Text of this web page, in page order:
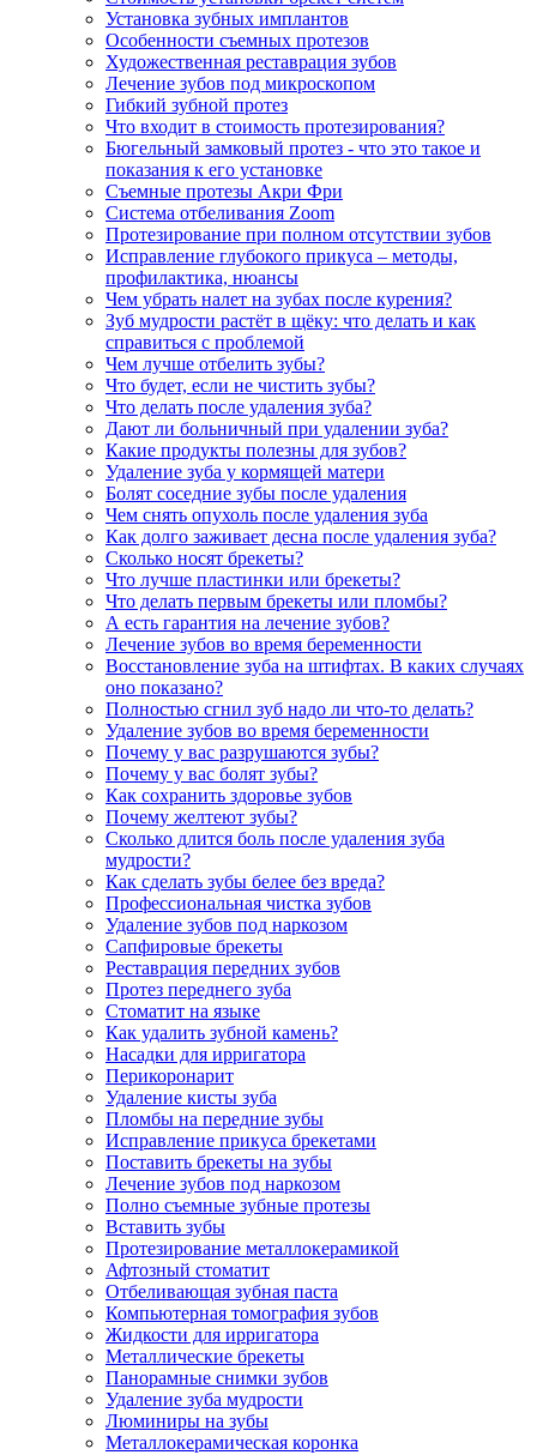
Установка зубных имплантов
Особенности съемных протезов
Художественная реставрация зубов
Лечение зубов под микроскопом
Гибкий зубной протез
Что входит в стоимость протезирования?
Бюгельный замковый протез - что это такое и
показания к его установке
Съемные протезы Акри Фри
Система отбеливания Zoom
Протезирование при полном отсутствии зубов
Исправление глубокого прикуса – методы,
профилактика, нюансы
Чем убрать налет на зубах после курения?
Зуб мудрости растёт в щёку: что делать и как
справиться с проблемой
Чем лучше отбелить зубы?
Что будет, если не чистить зубы?
Что делать после удаления зуба?
Дают ли больничный при удалении зуба?
Какие продукты полезны для зубов?
Удаление зуба у кормящей матери
Болят соседние зубы после удаления
Чем снять опухоль после удаления зуба
Как долго заживает десна после удаления зуба?
Сколько носят брекеты?
Что лучше пластинки или брекеты?
Что делать первым брекеты или пломбы?
А есть гарантия на лечение зубов?
Лечение зубов во время беременности
Восстановление зуба на штифтах. В каких случаях
оно показано?
Полностью сгнил зуб надо ли что-то делать?
Удаление зубов во время беременности
Почему у вас разрушаются зубы?
Почему у вас болят зубы?
Как сохранить здоровье зубов
Почему желтеют зубы?
Сколько длится боль после удаления зуба
мудрости?
Как сделать зубы белее без вреда?
Профессиональная чистка зубов
Удаление зубов под наркозом
Сапфировые брекеты
Реставрация передних зубов
Протез переднего зуба
Стоматит на языке
Как удалить зубной камень?
Насадки для ирригатора
Перикоронарит
Удаление кисты зуба
Пломбы на передние зубы
Исправление прикуса брекетами
Поставить брекеты на зубы
Лечение зубов под наркозом
Полно съемные зубные протезы
Вставить зубы
Протезирование металлокерамикой
Афтозный стоматит
Отбеливающая зубная паста
Компьютерная томография зубов
Жидкости для ирригатора
Металлические брекеты
Панорамные снимки зубов
Удаление зуба мудрости
Люминиры на зубы
Металлокерамическая коронка